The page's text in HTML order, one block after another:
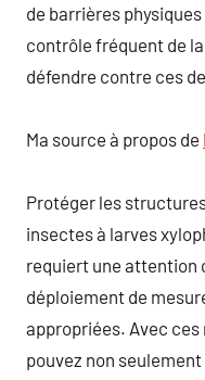
de barrières
contrôle fréquent de
défendre contre ces
Ma source à propos de
Protéger les
insectes à larves
requiert une attention
déploiement de
appropriées. Avec
pouvez non